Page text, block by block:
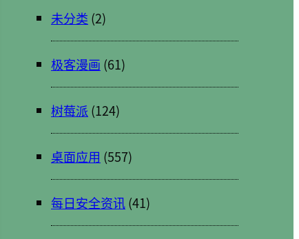
未分类 (2)
极客漫画 (61)
树莓派 (124)
桌面应用 (557)
每日安全资讯(41)